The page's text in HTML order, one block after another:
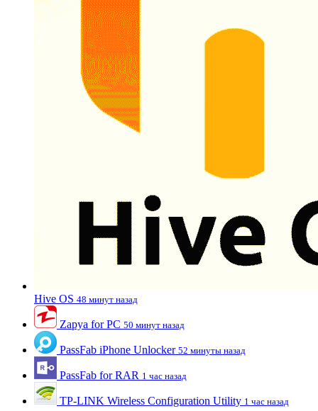
Hive OS 48 минут назад
Zapya for PC 50 минут назад
PassFab iPhone Unlocker 52 минуты назад
PassFab for RAR 1 час назад
TP-LINK Wireless Configuration Utility 1 час назад